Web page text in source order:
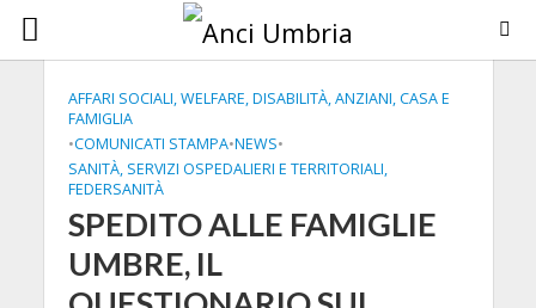
AFFARI SOCIALI, WELFARE, DISABILITÀ, ANZIANI, CASA E
FAMIGLIA
•COMUNICATI STAMPA•NEWS•
SANITÀ, SERVIZI OSPEDALIERI E TERRITORIALI,
FEDERSANITÀ
SPEDITO ALLE FAMIGLIE
UMBRE, IL